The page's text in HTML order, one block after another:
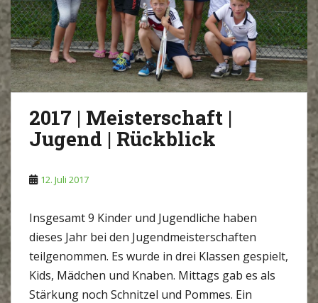
2017 | Meisterschaft |
Jugend | Rückblick
12. Juli 2017
Insgesamt 9 Kinder und Jugendliche haben
dieses Jahr bei den Jugendmeisterschaften
teilgenommen. Es wurde in drei Klassen gespielt,
Kids, Mädchen und Knaben. Mittags gab es als
Stärkung noch Schnitzel und Pommes. Ein